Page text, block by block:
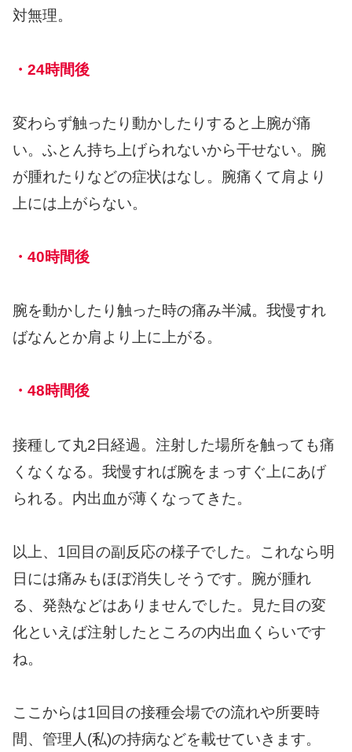
対無理。
・24時間後
変わらず触ったり動かしたりすると上腕が痛
い。ふとん持ち上げられないから干せない。腕
が腫れたりなどの症状はなし。腕痛くて肩より
上には上がらない。
・40時間後
腕を動かしたり触った時の痛み半減。我慢すれ
ばなんとか肩より上に上がる。
・48時間後
接種して丸2日経過。注射した場所を触っても痛
くなくなる。我慢すれば腕をまっすぐ上にあげ
られる。内出血が薄くなってきた。
以上、1回目の副反応の様子でした。これなら明
日には痛みもほぼ消失しそうです。腕が腫れ
る、発熱などはありませんでした。見た目の変
化といえば注射したところの内出血くらいです
ね。
ここからは1回目の接種会場での流れや所要時
間、管理人(私)の持病などを載せていきます。